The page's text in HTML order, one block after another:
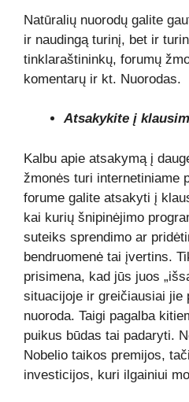
Natūralių nuorodų galite
ir naudingą turinį, bet ir
tinklaraštininkų, forumų
komentarų ir kt. Nuorodas.
Atsakykite į
Kalbu apie atsakymą į
žmonės turi internetiniame
forume galite atsakyti į
kai kurių šnipinėjimo
suteiks sprendimo ar
bendruomenė tai įvertins.
prisimena, kad jūs juos
situacijoje ir greičiausiai jie
nuoroda. Taigi pagalba
puikus būdas tai padaryti.
Nobelio taikos premijos,
investicijos, kuri ilgainiui